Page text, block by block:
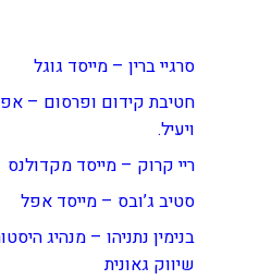
סרגיי ברין – מייסד גוגל
חטיבת קידום ופרסום –
ויעיל.
ריי קרוק – מייסד מקדולנס
סטיב ג’ובס – מייסד אפל
בנימין נתניהו – מנהיג
שיווק גאונית